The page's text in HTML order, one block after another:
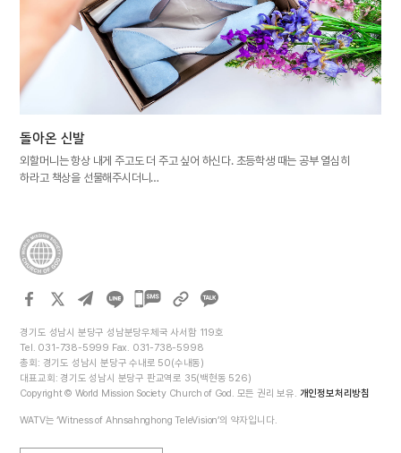
돌아온 신발
외할머니는 항상 내게 주고도 더 주고 싶어 하신다. 초등학생 때는 공부 열심히
하라고 책상을 선물해주시더니…
카카오톡
경기도 성남시 분당구 성남분당우체국 사서함 119호
Tel. 031-738-5999 Fax. 031-738-5998
총회: 경기도 성남시 분당구 수내로 50(수내동)
대표교회: 경기도 성남시 분당구 판교역로 35(백현동 526)
Copyright © World Mission Society Church of God. 모든 권리 보유. 개인정보처리방침
WATV는 ‘Witness of Ahnsahnghong TeleVision’의 약자입니다.